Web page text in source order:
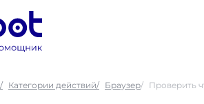
Категории действий Браузер Проверить